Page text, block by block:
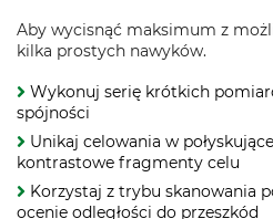
Aby wycisnąć maksimum z
kilka prostych nawyków.
Wykonuj serię krótkich
spójności
Unikaj celowania w
kontrastowe fragmenty celu
Korzystaj z trybu skanowania
ocenie odległości do przeszkód